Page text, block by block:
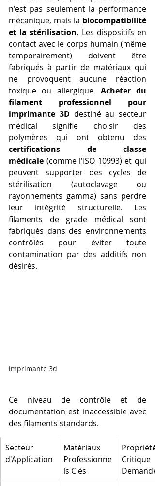
n'est pas seulement la performance
mécanique, mais la biocompatibilité
et la stérilisation. Les dispositifs en
contact avec le corps humain (même
temporairement) doivent être
fabriqués à partir de matériaux qui
ne provoquent aucune réaction
toxique ou allergique. Acheter du
filament professionnel pour
imprimante 3D destiné au secteur
médical signifie choisir des
certifications de classe
médicale (comme l'ISO 10993) et qui
peuvent supporter des cycles de
stérilisation (autoclavage ou
rayonnements gamma) sans perdre
leur intégrité structurelle. Les
filaments de grade médical sont
fabriqués dans des environnements
contrôlés pour éviter toute
contamination par des additifs non
désirés.
imprimante 3d
Ce niveau de contrôle et de
documentation est inaccessible avec
des filaments standards.
Secteur
d'Application
Matériaux
Professionne
ls Clés
Propriété
Critique